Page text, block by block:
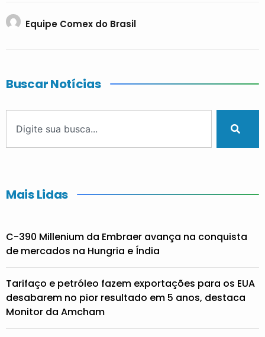
Equipe Comex do Brasil
Buscar Notícias
Mais Lidas
C-390 Millenium da Embraer avança na conquista
de mercados na Hungria e Índia
Tarifaço e petróleo fazem exportações para os EUA
desabarem no pior resultado em 5 anos, destaca
Monitor da Amcham